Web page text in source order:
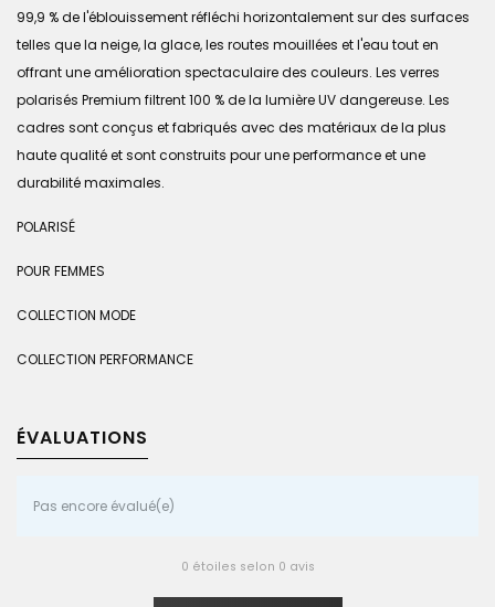
99,9 % de l'éblouissement réfléchi horizontalement sur des surfaces
telles que la neige, la glace, les routes mouillées et l'eau tout en
offrant une amélioration spectaculaire des couleurs. Les verres
polarisés Premium filtrent 100 % de la lumière UV dangereuse. Les
cadres sont conçus et fabriqués avec des matériaux de la plus
haute qualité et sont construits pour une performance et une
durabilité maximales.
POLARISÉ
POUR FEMMES
COLLECTION MODE
COLLECTION PERFORMANCE
ÉVALUATIONS
Pas encore évalué(e)
0 étoiles selon 0 avis